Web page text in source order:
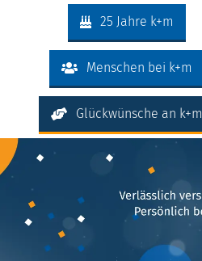
springen
25 Jahre k+m
Menschen bei k+m
Glückwünsche an k+m